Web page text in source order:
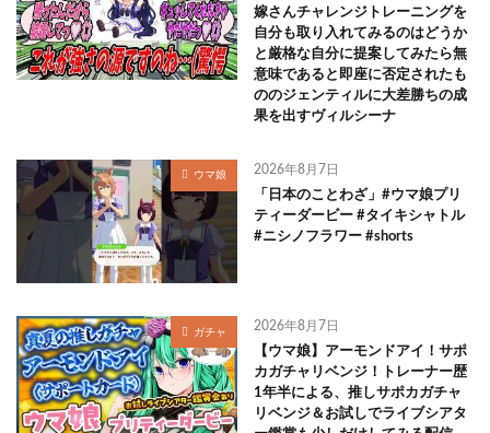
嫁さんチャレンジトレーニングを
自分も取り入れてみるのはどうか
と厳格な自分に提案してみたら無
意味であると即座に否定されたも
ののジェンティルに大差勝ちの成
果を出すヴィルシーナ
ウマ娘 2026年8月7日
「日本のことわざ」#ウマ娘プリ
ティーダービー #タイキシャトル
#ニシノフラワー #shorts
ガチャ 2026年8月7日
【ウマ娘】アーモンドアイ！サポ
カガチャリベンジ！トレーナー歴
1年半による、推しサポカガチャ
リベンジ＆お試しでライブシアタ